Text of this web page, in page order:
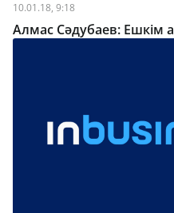
10.01.18, 9:18
Алмас Сәдубаев: Ешкім